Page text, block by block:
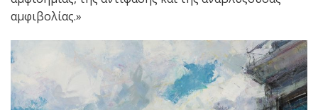
αμφιβολίας.»